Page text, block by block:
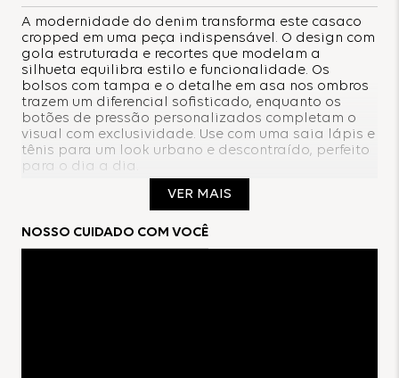
A modernidade do denim transforma este casaco
cropped em uma peça indispensável. O design com
gola estruturada e recortes que modelam a
silhueta equilibra estilo e funcionalidade. Os
bolsos com tampa e o detalhe em asa nos ombros
trazem um diferencial sofisticado, enquanto os
botões de pressão personalizados completam o
visual com exclusividade. Use com uma saia lápis e
tênis para um look urbano e descontraído, perfeito
para o dia a dia.
100%Poliéster
VER MAIS
NOSSO CUIDADO COM VOCÊ